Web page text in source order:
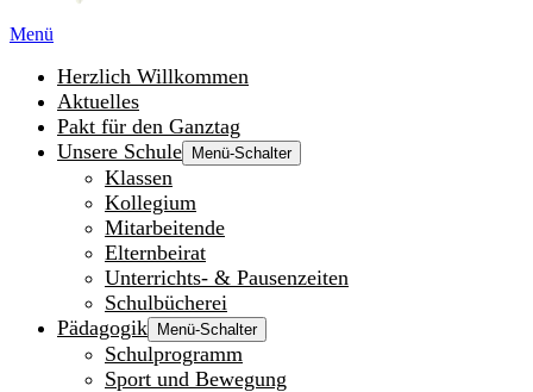
Menü
Herzlich Willkommen
Aktuelles
Pakt für den Ganztag
Unsere Schule
Menü-Schalter
Klassen
Kollegium
Mitarbeitende
Elternbeirat
Unterrichts- & Pausenzeiten
Schulbücherei
Pädagogik
Menü-Schalter
Schulprogramm
Sport und Bewegung